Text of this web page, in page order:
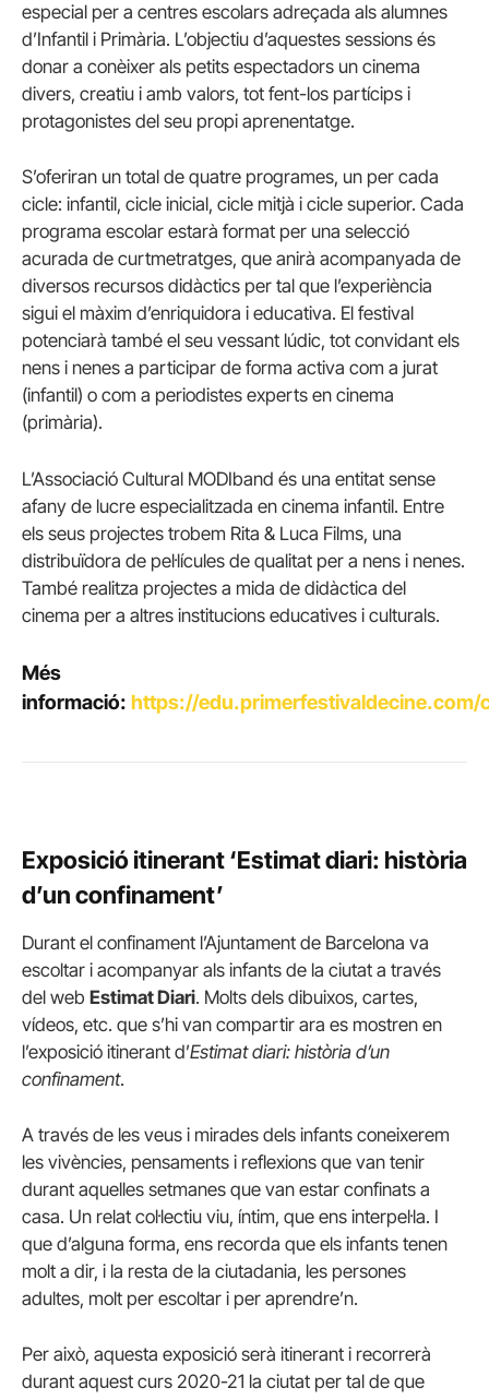
especial per a centres escolars adreçada als alumnes
d’Infantil i Primària. L’objectiu d’aquestes sessions és
donar a conèixer als petits espectadors un cinema
divers, creatiu i amb valors, tot fent-los partícips i
protagonistes del seu propi aprenentatge.
S’oferiran un total de quatre programes, un per cada
cicle: infantil, cicle inicial, cicle mitjà i cicle superior. Cada
programa escolar estarà format per una selecció
acurada de curtmetratges, que anirà acompanyada de
diversos recursos didàctics per tal que l’experiència
sigui el màxim d’enriquidora i educativa. El festival
potenciarà també el seu vessant lúdic, tot convidant els
nens i nenes a participar de forma activa com a jurat
(infantil) o com a periodistes experts en cinema
(primària).
L’Associació Cultural MODIband és una entitat sense
afany de lucre especialitzada en cinema infantil. Entre
els seus projectes trobem Rita & Luca Films, una
distribuïdora de pel·lícules de qualitat per a nens i nenes.
També realitza projectes a mida de didàctica del
cinema per a altres institucions educatives i culturals.
Més
informació: https://edu.primerfestivaldecine.com/
Exposició itinerant ‘Estimat diari: història
d’un confinament’
Durant el confinament l’Ajuntament de Barcelona va
escoltar i acompanyar als infants de la ciutat a través
del web Estimat Diari. Molts dels dibuixos, cartes,
vídeos, etc. que s’hi van compartir ara es mostren en
l’exposició itinerant d’Estimat diari: història d’un
confinament.
A través de les veus i mirades dels infants coneixerem
les vivències, pensaments i reflexions que van tenir
durant aquelles setmanes que van estar confinats a
casa. Un relat col·lectiu viu, íntim, que ens interpel·la. I
que d’alguna forma, ens recorda que els infants tenen
molt a dir, i la resta de la ciutadania, les persones
adultes, molt per escoltar i per aprendre’n.
Per això, aquesta exposició serà itinerant i recorrerà
durant aquest curs 2020-21 la ciutat per tal de que